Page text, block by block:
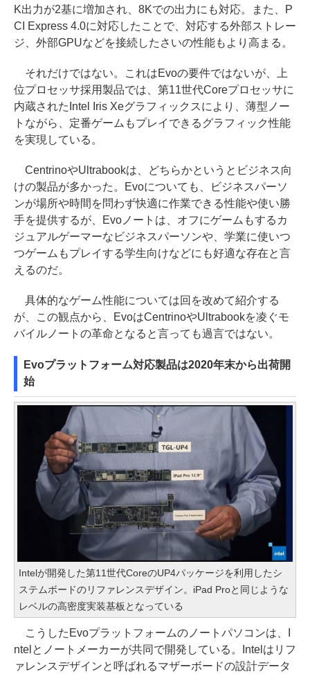
K出力が2基に増加され、8Kでの出力にも対応。また、P
CI Express 4.0に対応したことで、対応する外部ストレー
ジ、外部GPUなどを接続したさいの性能もより高まる。
それだけではない。これはEvoの要件ではないが、上
位プロセッサ採用製品では、第11世代Coreプロセッサに
内蔵されたIntel Iris Xeグラフィックスにより、薄型ノー
トながら、定番ゲームもプレイできるグラフィック性能
を実現している。
CentrinoやUltrabookは、どちらかというとビジネス向
けの製品が多かった。Evoについても、ビジネスパーソ
ンが場所や時間を問わず快適に作業できる性能や使い勝
手を提供するが、Evoノートは、オフにゲームもするカ
ジュアルゲーマーなビジネスパーソンや、学業に使いつ
つゲームもプレイする学生向けなどにも好適な存在と言
えるのだ。
具体的なゲーム性能については回を改めて紹介する
が、この観点から、EvoはCentrinoやUltrabookを凌ぐモ
バイルノートの革命となると言っても過言ではない。
Evoプラットフォーム対応製品は2020年末から出荷開
始
Intelが開発した第11世代CoreのUP4パッケージを利用したシ
ステムボードのリファレンスデザイン。iPad Proと同じような
レベルの高密度実装基板となっている
こうしたEvoプラットフォームのノートパソコンは、I
ntelとノートメーカーが共同で開発している。Intelはリフ
ァレンスデザインと呼ばれるマザーボードの設計データ